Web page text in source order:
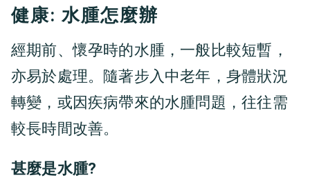
健康: 水腫怎麼辦
經期前、懷孕時的水腫，一般比較短暫，
亦易於處理。隨著步入中老年，身體狀況
轉變，或因疾病帶來的水腫問題，往往需
較長時間改善。
甚麼是水腫?